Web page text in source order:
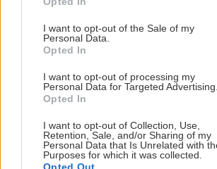
use your data for below specified purposes
consent section.
I want to opt-out of the Sale of my
Personal Data.
Opted In
I want to opt-out of processing my
Personal Data for Targeted Advertising.
Opted In
I want to opt-out of Collection, Use,
Retention, Sale, and/or Sharing of my
Personal Data that Is Unrelated with
Purposes for which it was collected.
Opted Out
Καποδιστριακού Πανεπιστημίου
Παράλληλα με τη δημοσιογραφία,
αποκτώντας πτυχία Personal Training
Studio One και Base Training, καθώς και
Corrective Exercise Specialist (NASM).
ολοκλήρωσε το μεταπτυχιακό
Διαχείριση Τραυματισμών σε Αθλητές
Δημοκρίτειου Πανεπιστημίου Θράκης
Εργοσπιρομετρία και Αποκατάσταση»
Θεσσαλίας.